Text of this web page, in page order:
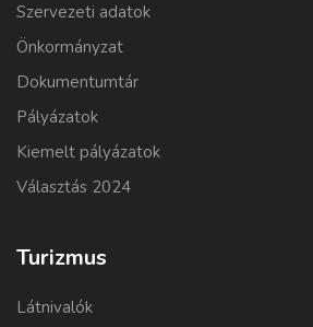
Szervezeti adatok
Önkormányzat
Dokumentumtár
Pályázatok
Kiemelt pályázatok
Választás 2024
Turizmus
Látnivalók